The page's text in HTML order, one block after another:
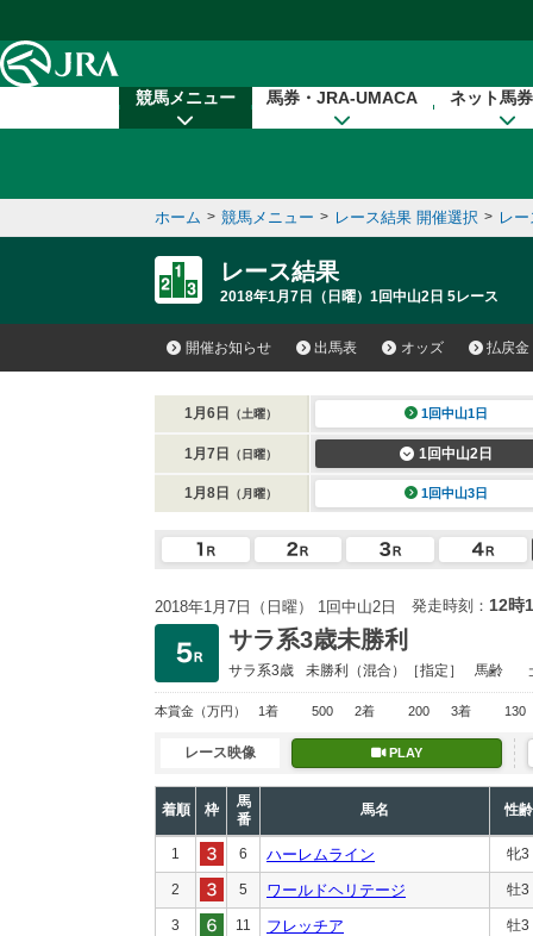
競馬メニュー 馬券・JRA-UMACA ネット馬
ホーム > 競馬メニュー > レース結果 開催選択 > レ
レース結果
2018年1月7日（日曜）1回中山2日 5レース
開催お知らせ 出馬表 オッズ 払戻金
1月6日 （土曜） 1回中山1日
1月7日 （日曜） 1回中山2日
1月8日 （月曜） 1回中山3日
2018年1月7日（日曜） 1回中山2日 発走時刻： 12時
サラ系3歳未勝利
サラ系3歳 未勝利 （混合）［指定］ 馬齢
本賞金 （万円） 1着 500 2着 200 3着 130
レース映像 PLAY
着順 枠
馬
番
馬名 性齢
1 6 ハーレムライン 牝3
2 5 ワールドヘリテージ 牡3
3 11 フレッチア 牡3